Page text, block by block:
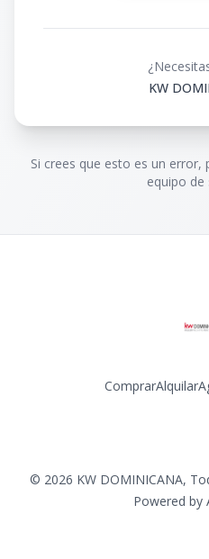
KW
Si crees que esto es un
equipo de
ComprarAlquilar
© 2026 KW DOMINICANA,
Powered by